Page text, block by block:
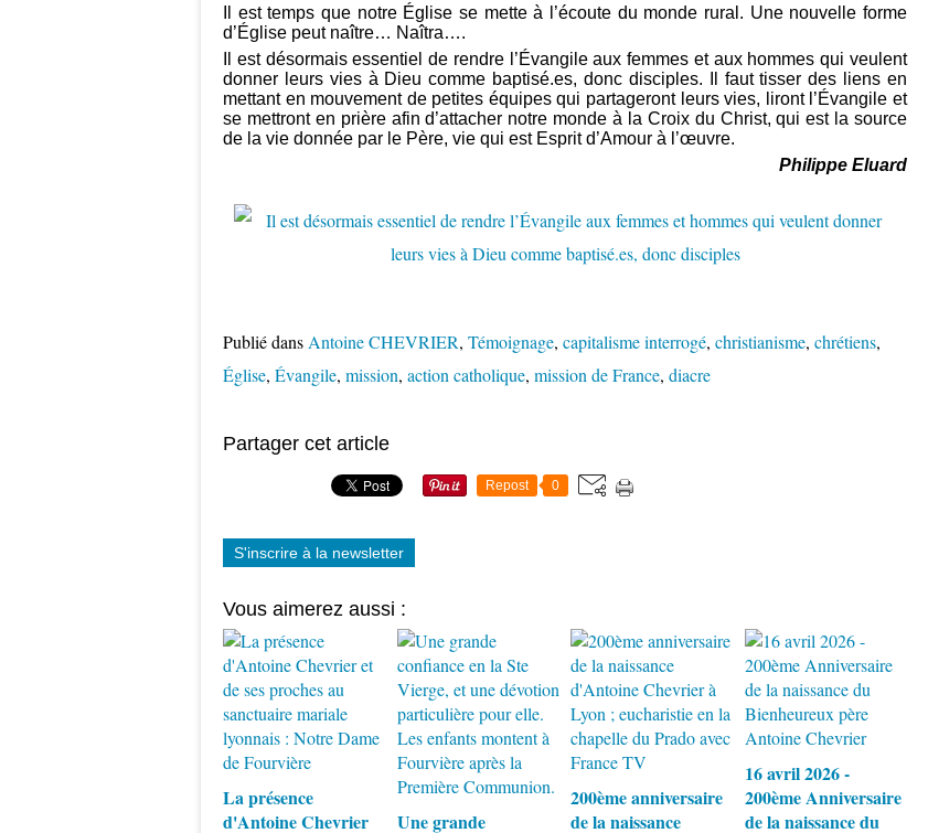
Il est temps que notre Église se mette à l’écoute du monde rural. Une nouvelle forme
d’Église peut naître… Naîtra….
Il est désormais essentiel de rendre l’Évangile aux femmes et aux hommes qui veulent
donner leurs vies à Dieu comme baptisé.es, donc disciples. Il faut tisser des liens en
mettant en mouvement de petites équipes qui partageront leurs vies, liront l’Évangile et
se mettront en prière afin d’attacher notre monde à la Croix du Christ, qui est la source
de la vie donnée par le Père, vie qui est Esprit d’Amour à l’œuvre.
Philippe Eluard
Publié dans Antoine CHEVRIER, Témoignage, capitalisme interrogé, christianisme, chrétiens,
Église, Évangile, mission, action catholique, mission de France, diacre
Partager cet article
Repost 0
S'inscrire à la newsletter
Vous aimerez aussi :
La présence
d'Antoine Chevrier
Une grande
200ème anniversaire
de la naissance
16 avril 2026 -
200ème Anniversaire
de la naissance du